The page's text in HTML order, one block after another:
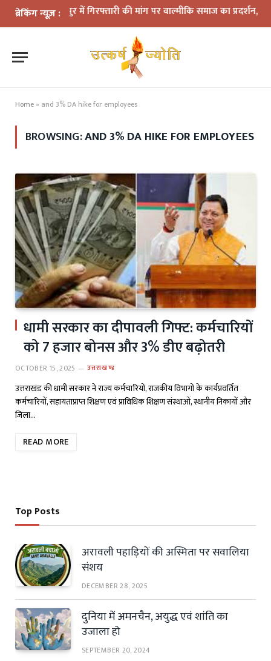
ब्रेकिंग न्यूज़ :
रुद्रपुर में गिरफ्तारी की मांग पर वाल्मीकि समाज का प्रदर्शन, हाईवे
Home » and 3% DA hike for employees
BROWSING:AND 3% DA HIKE FOR EMPLOYEES
धामी सरकार का दीपावली गिफ्ट: कर्मचारियों
को 7 हजार बोनस और 3% डीए बढ़ोतरी
OCTOBER 15, 2025 उत्तराखण्ड
उत्तराखंड की धामी सरकार ने राज्य कर्मचारियों, राजकीय विभागों के कार्यप्रवर्तित
कर्मचारियों, सहायताप्राप्त शिक्षण एवं प्राविधिक शिक्षण संस्थाओं, स्थानीय निकायों और
जिला…
READ MORE
Top Posts
अरावली पहाड़ियों की अस्मिता पर सवालिया
संशय
DECEMBER 28, 2025
दुनिया में अमनचैन, अयुद्ध एवं शांति का
उजाला हो
SEPTEMBER 20, 2024